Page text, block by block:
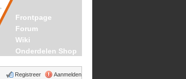
Frontpage
Forum
Wiki
Onderdelen Shop
Aanmelden
Registreer